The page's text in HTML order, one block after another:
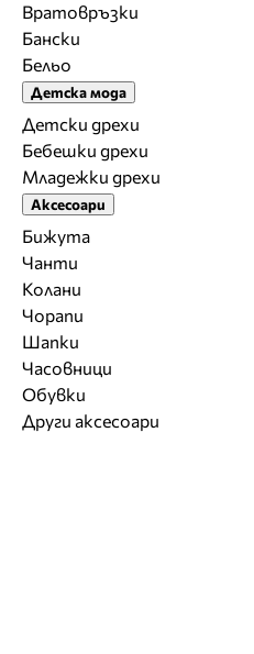
Вратовръзки
Бански
Бельо
Детска мода
Детски дрехи
Бебешки дрехи
Младежки дрехи
Аксесоари
Бижута
Чанти
Колани
Чорапи
Шапки
Часовници
Обувки
Други аксесоари